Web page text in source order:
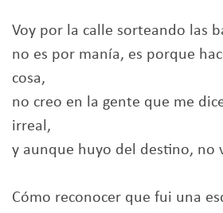
Voy por la calle sorteando las
no es por manía, es porque
cosa,
no creo en la gente que me
irreal,
y aunque huyo del destino, no
Cómo reconocer que fui una